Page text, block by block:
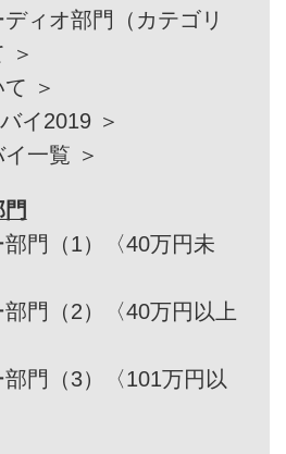
ィオ部門（カテゴリ
＞
＞
イ2019 ＞
一覧 ＞
門（1）〈40万円未
門（2）〈40万円以上
門（3）〈101万円以